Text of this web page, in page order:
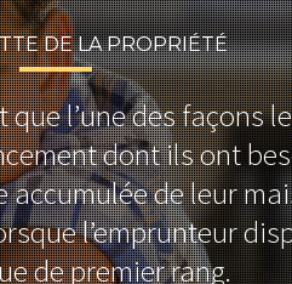
DE LA PROPRIÉTÉ
l’une des façons
dont ils ont
de leur
l’emprunteur
de premier rang.